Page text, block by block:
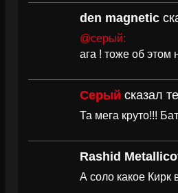
den magnetic
@серый:
ага ! тоже об этом
Серый сказал
Та мега круто!!!
Rashid
А соло какое Кирк